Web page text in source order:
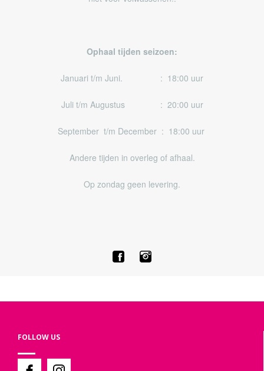
Ophaal tijden seizoen:
Januari t/m Juni. : 18:00 uur
Juli t/m Augustus : 20:00 uur
September t/m December : 18:00 uur
Andere tijden in overleg of afhaal.
Op zondag geen levering.
FOLLOW US